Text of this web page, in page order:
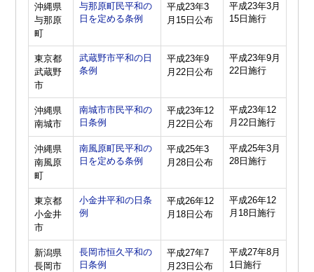
沖縄県
与那原
町
与那原町民平和の
日を定める条例
平成23年3
月15日公布
平成23年3月
15日施行
東京都
武蔵野
市
武蔵野市平和の日
条例
平成23年9
月22日公布
平成23年9月
22日施行
沖縄県
南城市
南城市市民平和の
日条例
平成23年12
月22日公布
平成23年12
月22日施行
沖縄県
南風原
町
南風原町民平和の
日を定める条例
平成25年3
月28日公布
平成25年3月
28日施行
東京都
小金井
市
小金井平和の日条
例
平成26年12
月18日公布
平成26年12
月18日施行
新潟県
長岡市
長岡市恒久平和の
日条例
平成27年7
月23日公布
平成27年8月
1日施行